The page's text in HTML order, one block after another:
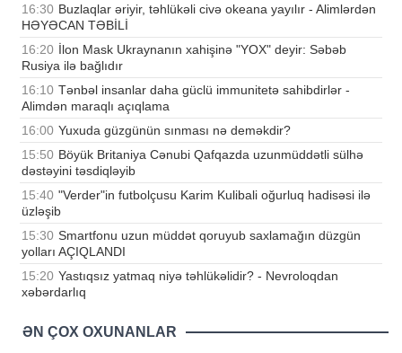
16:30 Buzlaqlar əriyir, təhlükəli civə okeana yayılır - Alimlərdən
HƏYƏCAN TƏBİLİ
16:20 İlon Mask Ukraynanın xahişinə "YOX" deyir: Səbəb
Rusiya ilə bağlıdır
16:10 Tənbəl insanlar daha güclü immunitetə sahibdirlər -
Alimdən maraqlı açıqlama
16:00 Yuxuda güzgünün sınması nə deməkdir?
15:50 Böyük Britaniya Cənubi Qafqazda uzunmüddətli sülhə
dəstəyini təsdiqləyib
15:40 "Verder"in futbolçusu Karim Kulibali oğurluq hadisəsi ilə
üzləşib
15:30 Smartfonu uzun müddət qoruyub saxlamağın düzgün
yolları AÇIQLANDI
15:20 Yastıqsız yatmaq niyə təhlükəlidir? - Nevroloqdan
xəbərdarlıq
ƏN ÇOX OXUNANLAR